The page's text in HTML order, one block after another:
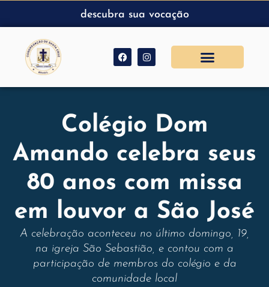
descubra sua vocação
Colégio Dom
Amando celebra seus
80 anos com missa
em louvor a São José
A celebração aconteceu no último domingo, 19,
na igreja São Sebastião, e contou com a
participação de membros do colégio e da
comunidade local